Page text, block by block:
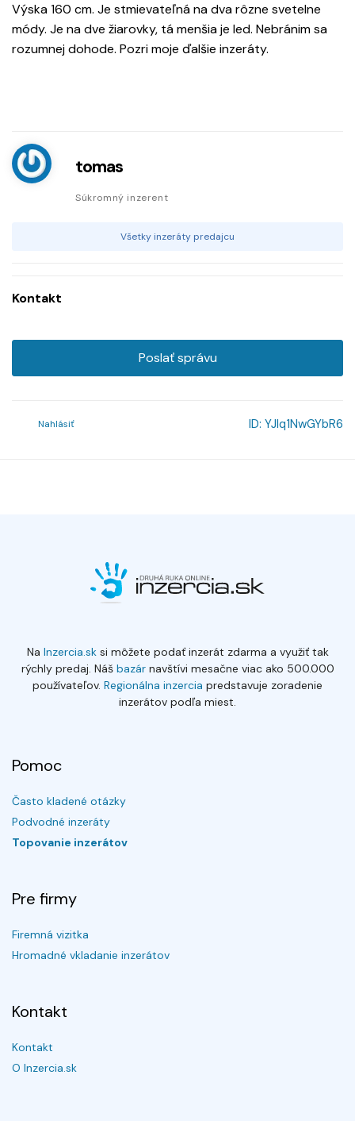
Výska 160 cm. Je stmievateľná na dva rôzne svetelne
módy. Je na dve žiarovky, tá menšia je led. Nebránim sa
rozumnej dohode. Pozri moje ďalšie inzeráty.
tomas
Súkromný inzerent
Všetky inzeráty predajcu
Kontakt
Poslať správu
Nahlásiť ID: YJlq1NwGYbR6
Na Inzercia.sksi môžete podať inzerát zdarma a využiť tak
rýchly predaj. Náš bazárnavštívi mesačne viac ako 500.000
používateľov. Regionálna inzercia predstavuje zoradenie
inzerátov podľa miest.
Pomoc
Často kladené otázky
Podvodné inzeráty
Topovanie inzerátov
Pre firmy
Firemná vizitka
Hromadné vkladanie inzerátov
Kontakt
Kontakt
O Inzercia.sk